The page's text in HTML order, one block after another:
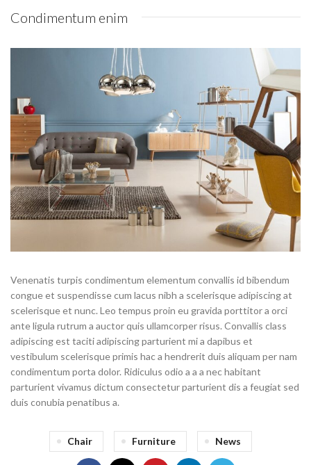
Condimentum enim
Venenatis turpis condimentum elementum convallis id bibendum
congue et suspendisse cum lacus nibh a scelerisque adipiscing at
scelerisque et nunc. Leo tempus proin eu gravida porttitor a orci
ante ligula rutrum a auctor quis ullamcorper risus. Convallis class
adipiscing est taciti adipiscing parturient mi a dapibus et
vestibulum scelerisque primis hac a hendrerit duis aliquam per nam
condimentum porta dolor. Ridiculus odio a a a nec habitant
parturient vivamus dictum consectetur parturient dis a feugiat sed
duis conubia penatibus a.
Chair Furniture News